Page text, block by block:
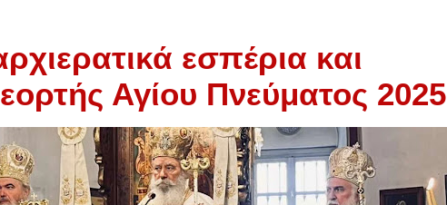
εσπέρια και
Αγίου Πνεύματος 2025